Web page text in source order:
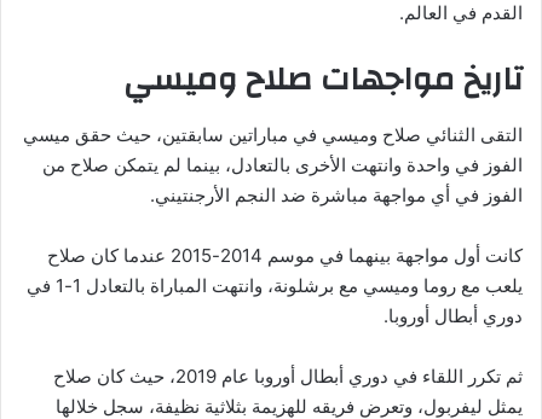
القدم في العالم.
تاريخ مواجهات صلاح وميسي
التقى الثنائي صلاح وميسي في مباراتين سابقتين، حيث حقق ميسي
الفوز في واحدة وانتهت الأخرى بالتعادل، بينما لم يتمكن صلاح من
الفوز في أي مواجهة مباشرة ضد النجم الأرجنتيني.
كانت أول مواجهة بينهما في موسم 2014-2015 عندما كان صلاح
يلعب مع روما وميسي مع برشلونة، وانتهت المباراة بالتعادل 1-1 في
دوري أبطال أوروبا.
ثم تكرر اللقاء في دوري أبطال أوروبا عام 2019، حيث كان صلاح
يمثل ليفربول، وتعرض فريقه للهزيمة بثلاثية نظيفة، سجل خلالها